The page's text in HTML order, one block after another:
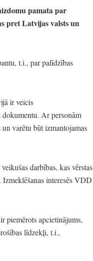
pamata par
pret Latvijas valsts un
t.i., par palīdzības
ir veicis
dokumentu. Ar personām
varētu būt izmantojamas
darbības, kas vērstas
Izmeklēšanas interesēs VDD
piemērots apcietinājums,
līdzekļi, t.i.,